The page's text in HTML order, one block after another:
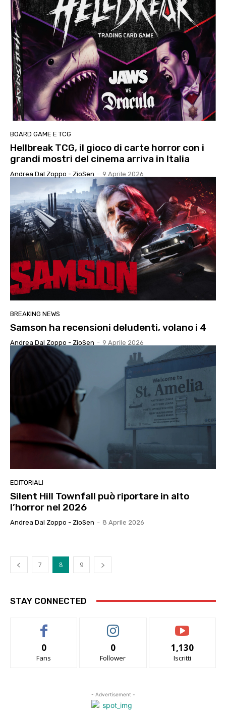
BOARD GAME E TCG
Hellbreak TCG, il gioco di carte horror con i
grandi mostri del cinema arriva in Italia
Andrea Dal Zoppo - ZioSen - 9 Aprile 2026
BREAKING NEWS
Samson ha recensioni deludenti, volano i 4
Andrea Dal Zoppo - ZioSen - 9 Aprile 2026
EDITORIALI
Silent Hill Townfall può riportare in alto
l’horror nel 2026
Andrea Dal Zoppo - ZioSen - 8 Aprile 2026
7 8 9
STAY CONNECTED
0
Fans
0
Follower
1,130
Iscritti
- Advertisement -